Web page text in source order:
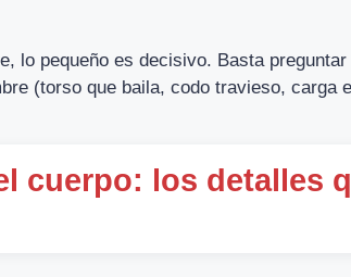
lo pequeño es decisivo. Basta
(torso que baila, codo travieso, carga
cuerpo: los detalles